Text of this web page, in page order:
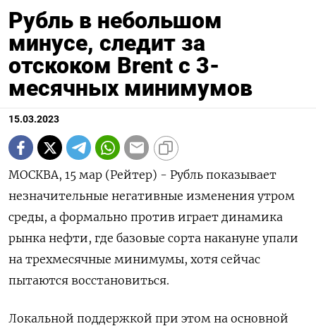
Рубль в небольшом
минусе, следит за
отскоком Brent с 3-
месячных минимумов
15.03.2023
МОСКВА, 15 мар (Рейтер) - Рубль показывает
незначительные негативные изменения утром
среды, а формально против играет динамика
рынка нефти, где базовые сорта накануне упали
на трехмесячные минимумы, хотя сейчас
пытаются восстановиться.
Локальной поддержкой при этом на основной